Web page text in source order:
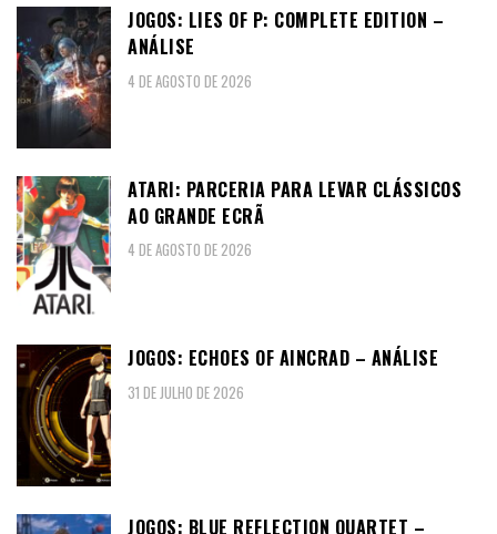
JOGOS: LIES OF P: COMPLETE EDITION –
ANÁLISE
4 DE AGOSTO DE 2026
ATARI: PARCERIA PARA LEVAR CLÁSSICOS
AO GRANDE ECRÃ
4 DE AGOSTO DE 2026
JOGOS: ECHOES OF AINCRAD – ANÁLISE
31 DE JULHO DE 2026
JOGOS: BLUE REFLECTION QUARTET –